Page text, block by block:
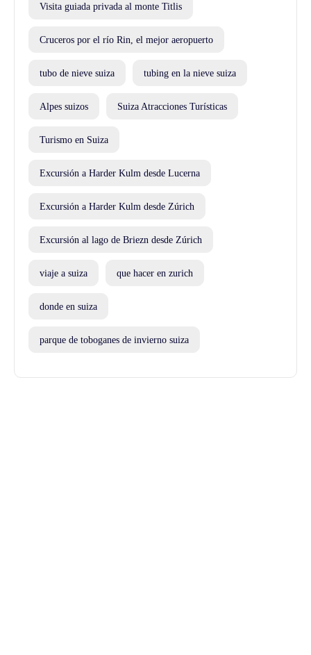
Visita guiada privada al monte Titlis
Cruceros por el río Rin, el mejor aeropuerto
tubo de nieve suiza tubing en la nieve suiza
Alpes suizos Suiza Atracciones Turísticas
Turismo en Suiza
Excursión a Harder Kulm desde Lucerna
Excursión a Harder Kulm desde Zúrich
Excursión al lago de Briezn desde Zúrich
viaje a suiza que hacer en zurich
donde en suiza
parque de toboganes de invierno suiza